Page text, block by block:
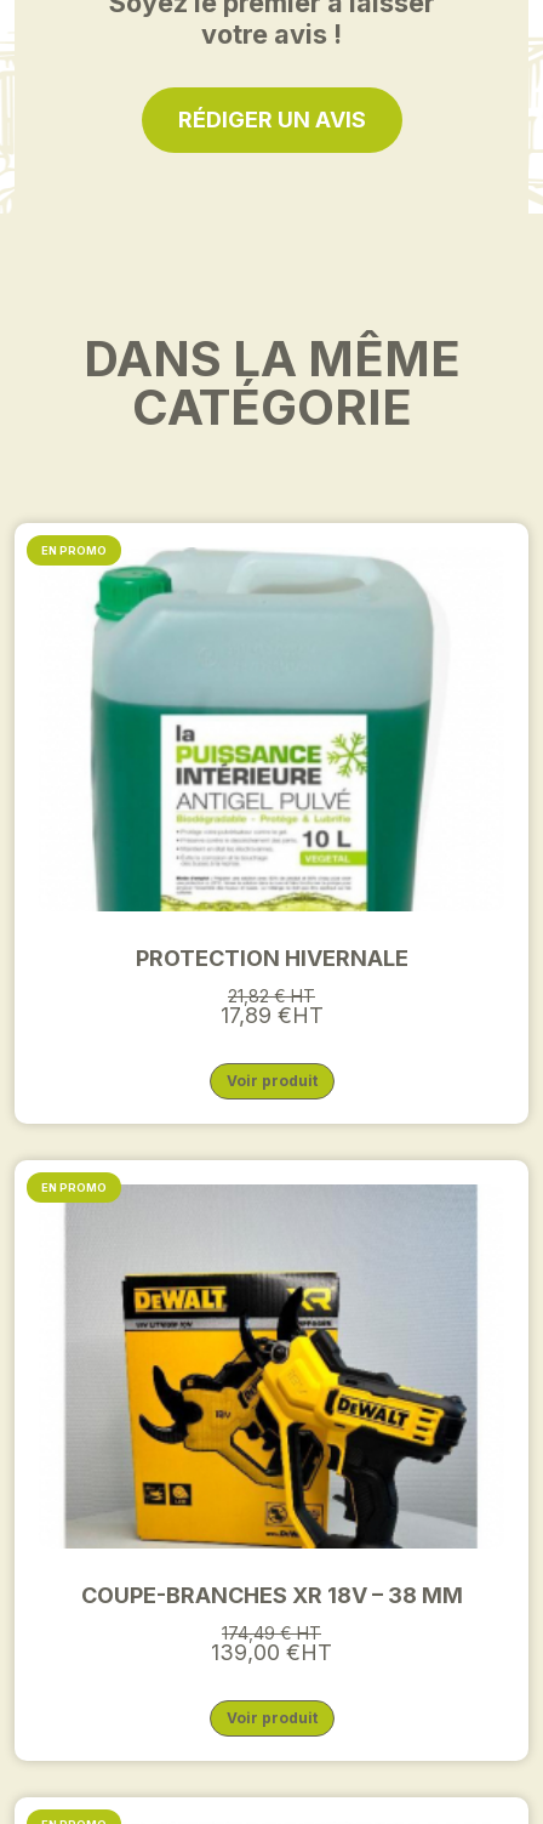
votre avis !
RÉDIGER UN AVIS
DANS LA MÊME
CATÉGORIE
PROTECTION HIVERNALE
21,82 € HT
17,89 €HT
Voir produit
EN PROMO
COUPE-BRANCHES XR 18V – 38 MM
174,49 € HT
139,00 €HT
Voir produit
EN PROMO